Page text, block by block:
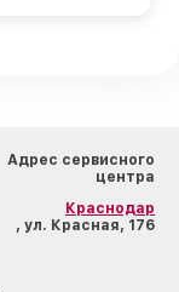
Адрес сервисного
центра
Краснодар
, ул. Красная, 176